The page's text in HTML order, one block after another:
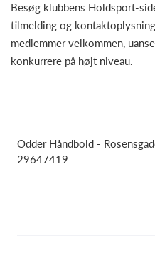
Besøg klubbens Holdsport-
tilmelding og
medlemmer velkommen,
konkurrere på højt niveau.
Odder Håndbold -
29647419